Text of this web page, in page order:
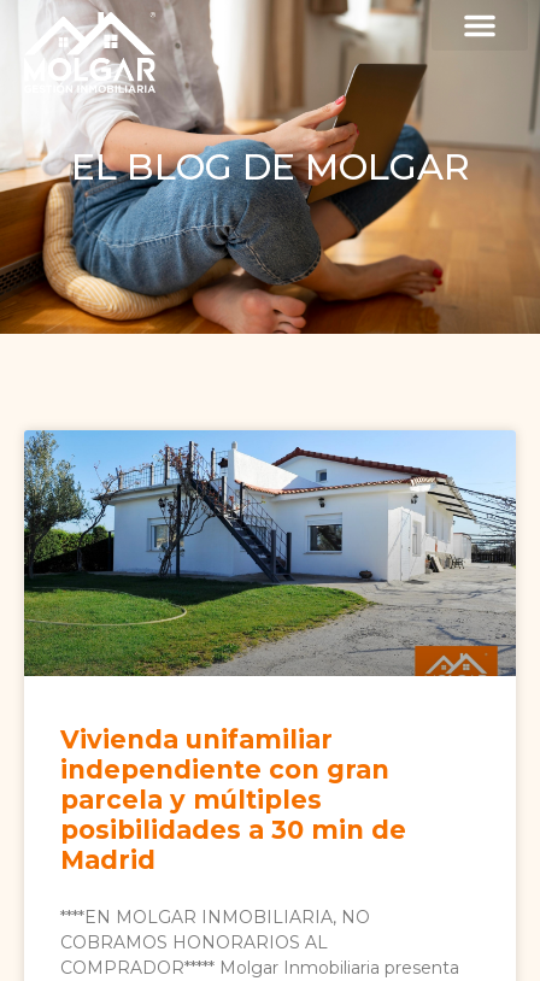
EL BLOG DE MOLGAR
Vivienda unifamiliar
independiente con gran
parcela y múltiples
posibilidades a 30 min de
Madrid
****EN MOLGAR INMOBILIARIA, NO
COBRAMOS HONORARIOS AL
COMPRADOR***** Molgar Inmobiliaria presenta